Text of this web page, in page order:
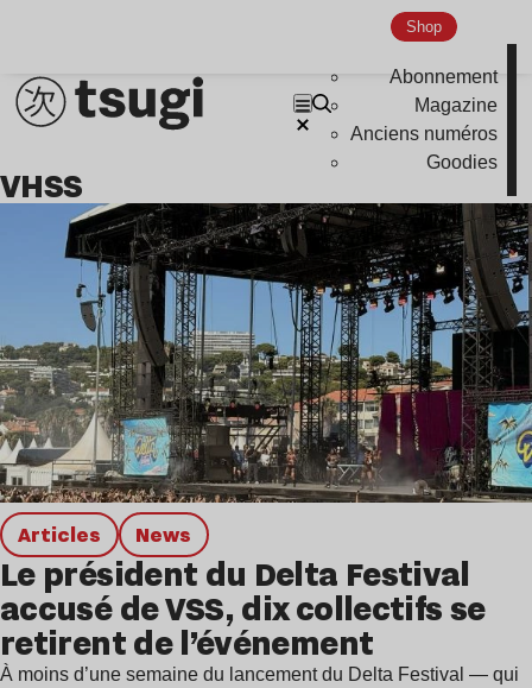
Shop
Abonnement
Magazine
Anciens numéros
Goodies
VHSS
Articles news
Le président du Delta Festival
accusé de VSS, dix collectifs se
retirent de l’événement
À moins d’une semaine du lancement du Delta Festival — qui